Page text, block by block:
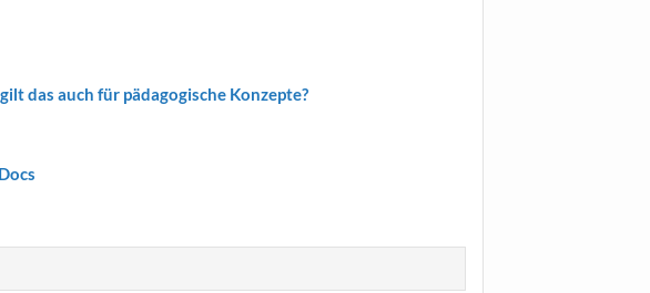
das auch für päd­ago­gi­sche Konzepte?